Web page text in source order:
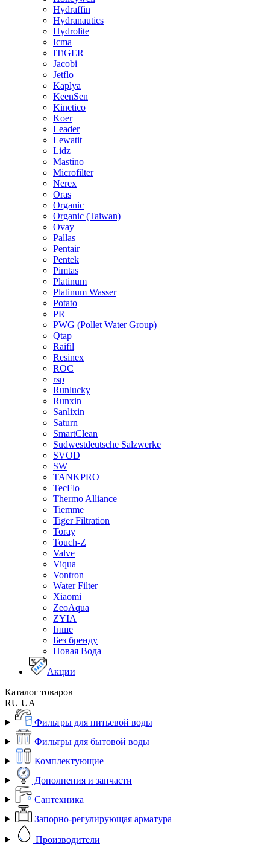
Hydraffin
Hydranautics
Hydrolite
Icma
ITiGER
Jacobi
Jetflo
Kaplya
KeenSen
Kinetico
Koer
Leader
Lewatit
Lidz
Mastino
Microfilter
Nerex
Oras
Organic
Organic (Taiwan)
Ovay
Pallas
Pentair
Pentek
Pimtas
Platinum
Platinum Wasser
Potato
PR
PWG (Pollet Water Group)
Qtap
Raifil
Resinex
ROC
rsp
Runlucky
Runxin
Sanlixin
Saturn
SmartClean
Sudwestdeutsche Salzwerke
SVOD
SW
TANKPRO
TecFlo
Thermo Alliance
Tiemme
Tiger Filtration
Toray
Touch-Z
Valve
Viqua
Vontron
Water Filter
Xiaomi
ZeoAqua
ZYIA
Інше
Без бренду
Новая Вода
Акции
Каталог товаров
RU UA
Фильтры для питьевой воды
Фильтры для бытовой воды
Комплектующие
Дополнения и запчасти
Сантехника
Запорно-регулирующая арматура
Производители